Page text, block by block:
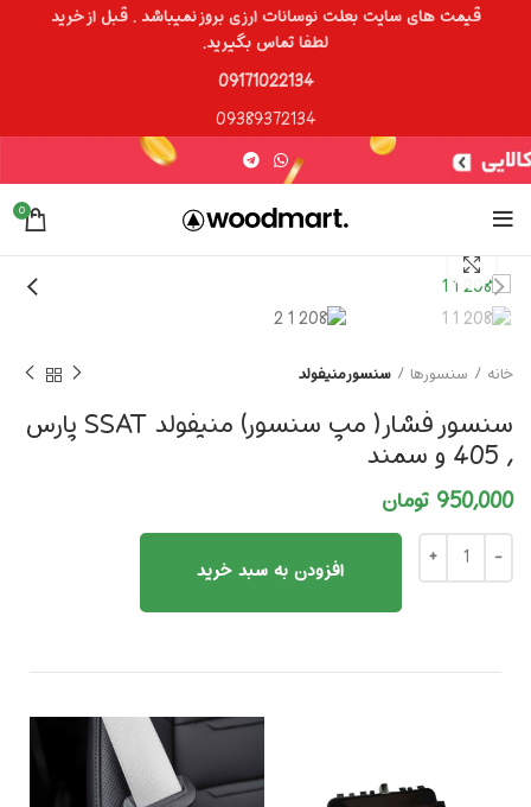
0
برای بزرگنمایی کلیک کنید
خانه سنسورها سنسور منیفولد
سنسور فشار( مپ سنسور) منیفولد SSAT پارس
, 405 و سمند
950,000 تومان
افزودن به سبد خرید
قیمت های سایت بعلت نوسانات ارزی بروز نمیباشد . قبل از خرید
لطفا تماس بگیرید.
09171022134
09389372134